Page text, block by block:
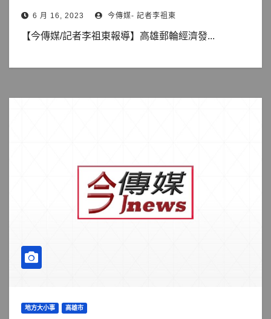
6 月 16, 2023 今傳媒- 記者李祖東
【今傳媒/記者李祖東報導】高雄郵輪經濟發...
地方大小事 高雄市